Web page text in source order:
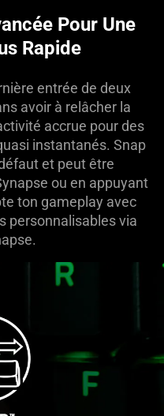
Pour Une
Rapide
entrée de deux
avoir à relâcher la
accrue pour des
instantanés. Snap
et peut être
ou en appuyant
ton gameplay avec
personnalisables via